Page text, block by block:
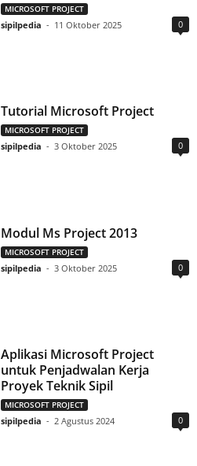
MICROSOFT PROJECT
sipilpedia - 11 Oktober 2025 0
Tutorial Microsoft Project
MICROSOFT PROJECT
sipilpedia - 3 Oktober 2025 0
Modul Ms Project 2013
MICROSOFT PROJECT
sipilpedia - 3 Oktober 2025 0
Aplikasi Microsoft Project
untuk Penjadwalan Kerja
Proyek Teknik Sipil
MICROSOFT PROJECT
sipilpedia - 2 Agustus 2024 0